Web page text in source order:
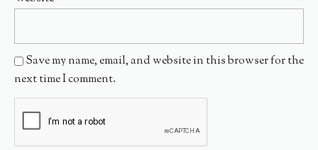
Save my name, email, and website in this browser for the
next time I comment.